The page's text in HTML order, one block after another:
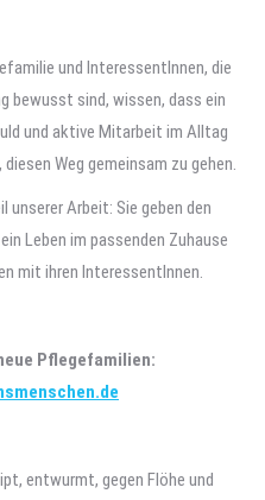
und InteressentInnen, die
bewusst sind, wissen, dass ein
und aktive Mitarbeit im Alltag
Weg gemeinsam zu gehen.
Arbeit: Sie geben den
Leben im passenden Zuhause
mit ihren InteressentInnen.
Pflegefamilien:
entwurmt, gegen Flöhe und